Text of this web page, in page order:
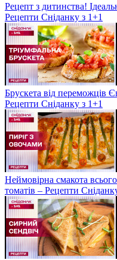
Рецепт з дитинства!
Рецепти Сніданку з 1+1
Брускета від переможців
Рецепти Сніданку з 1+1
Неймовірна смакота
томатів – Рецепти